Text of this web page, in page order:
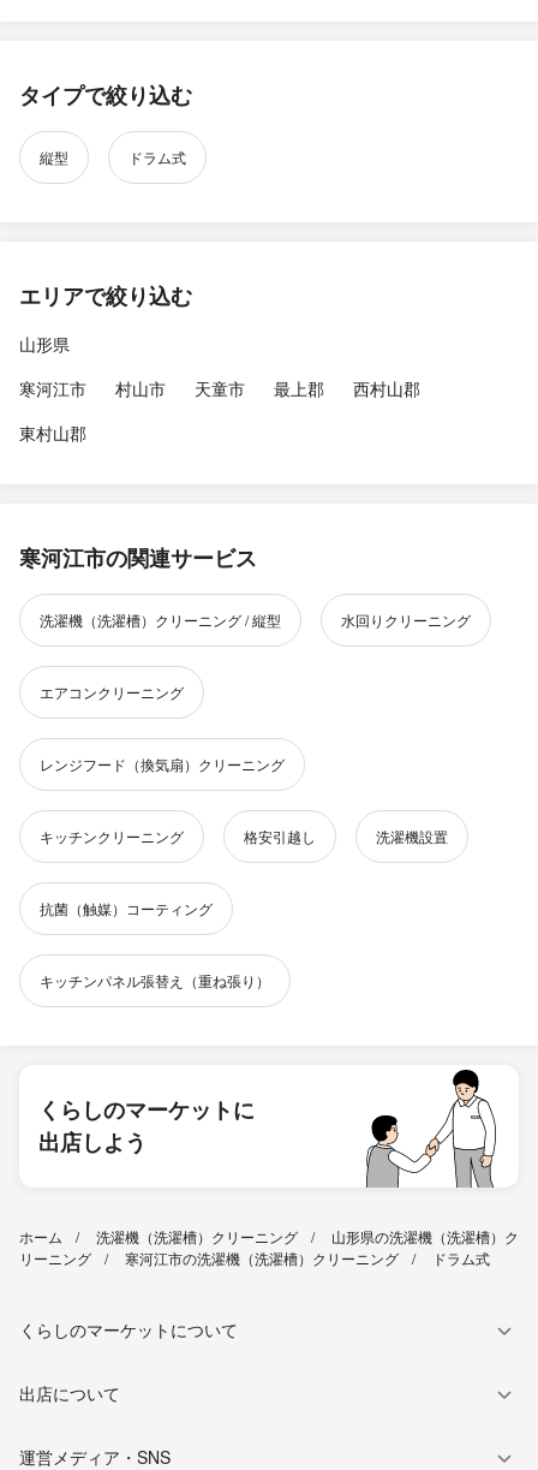
タイプで絞り込む
縦型 ドラム式
エリアで絞り込む
山形県
寒河江市
村山市 天童市 最上郡
西村山郡
東村山郡
寒河江市の関連サービス
洗濯機（洗濯槽）クリーニング / 縦型 水回りクリーニング
エアコンクリーニング
レンジフード（換気扇）クリーニング
キッチンクリーニング 格安引越し 洗濯機設置
抗菌（触媒）コーティング
キッチンパネル張替え（重ね張り）
くらしのマーケットに
出店しよう
ホーム 洗濯機（洗濯槽）クリーニング
山形県の洗濯機（洗濯槽）ク
リーニング
寒河江市の洗濯機（洗濯槽）クリーニング ドラム式
くらしのマーケットについて
出店について
運営メディア・SNS